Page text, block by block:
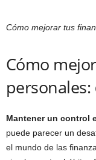
Cómo mejorar tus
Cómo
personales:
Mantener un control
puede parecer un
el mundo de las